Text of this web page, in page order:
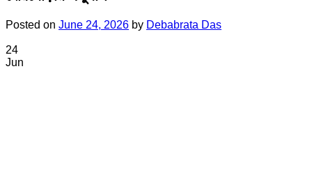
Posted on June 24, 2026 by Debabrata Das
24
Jun